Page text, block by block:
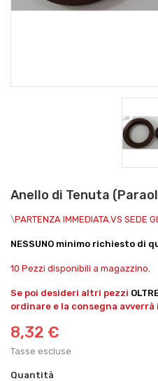
Anello di Tenuta
\PARTENZA IMMEDIATA.VS SEDE
NESSUNO minimo richiesto di
10 Pezzi disponibili a magazzino.
Se poi desideri altri pezzi
ordinare e la consegna avverrà
8,32 €
Tasse escluse
Quantità